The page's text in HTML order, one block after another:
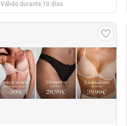
Válido durante 10 días